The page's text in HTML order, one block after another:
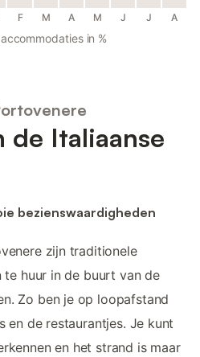
F M A M J J A
in %
de Italiaanse
bezienswaardigheden
zijn traditionele
te huur in de buurt van de
Zo ben je op loopafstand
en de restaurantjes. Je kunt
en het strand is maar